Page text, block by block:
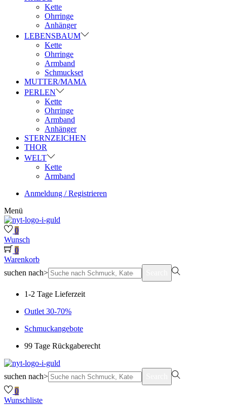
Kette
Ohrringe
Anhänger
LEBENSBAUM
Kette
Ohrringe
Armband
Schmuckset
MUTTER/MAMA
PERLEN
Kette
Ohrringe
Armband
Anhänger
STERNZEICHEN
THOR
WELT
Kette
Armband
Anmeldung / Registrieren
Menü
0
Wunsch
0
Warenkorb
suchen nach>
1-2 Tage Lieferzeit
Outlet 30-70%
Schmuckangebote
99 Tage Rückgaberecht
suchen nach>
0
Wunschliste